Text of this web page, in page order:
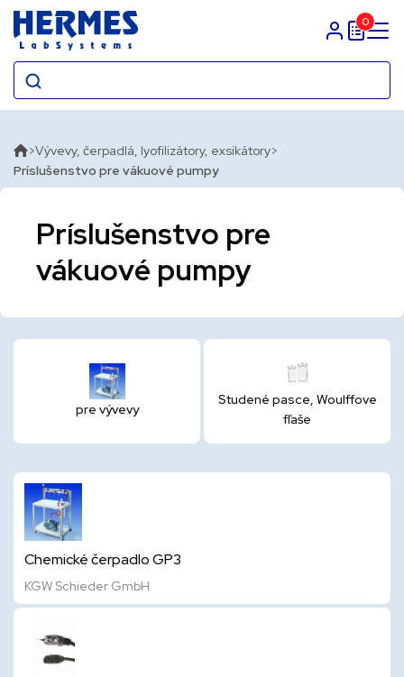
Prihlasit sa
0
Vývevy, čerpadlá, lyofilizátory, exsikátory
Príslušenstvo pre vákuové pumpy
Príslušenstvo pre
vákuové pumpy
pre vývevy
Studené pasce, Woulffove
fľaše
Chemické čerpadlo GP3
KGW Schieder GmbH